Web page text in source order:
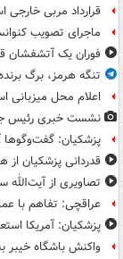
قرارداد مربی خارجی
ماجرای تصویب
فوران یک آتشفشان
تنگه هرمز، برگ
اعلام محل میزبانی
نشست خبری رئیس
پزشکیان: گفت‌وگوها
قدردانی پزشکیان
تصاویری از
عراقچی: تفاهم با
پزشکیان: آمریکا
واکنش باشگاه